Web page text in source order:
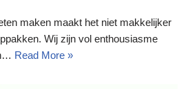
maken maakt het niet makkelijker
Wij zijn vol enthousiasme
Read More »